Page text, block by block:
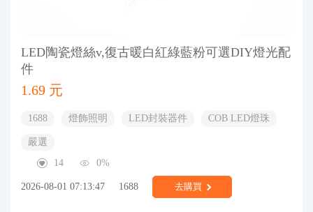
LED陶瓷燈絲v,復古暖白紅綠藍粉可選DIY燈光配
件
1.69 元
1688 燈飾照明 LED封裝器件 COB LED燈珠
嚴選
14
0%
2026-08-01 07:13:47 1688 去購買